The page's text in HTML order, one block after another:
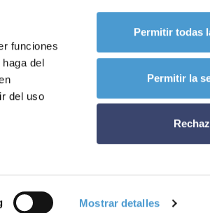
funciones
del
del uso
Mostrar detalles
Permitir todas
Permitir la
Contacta